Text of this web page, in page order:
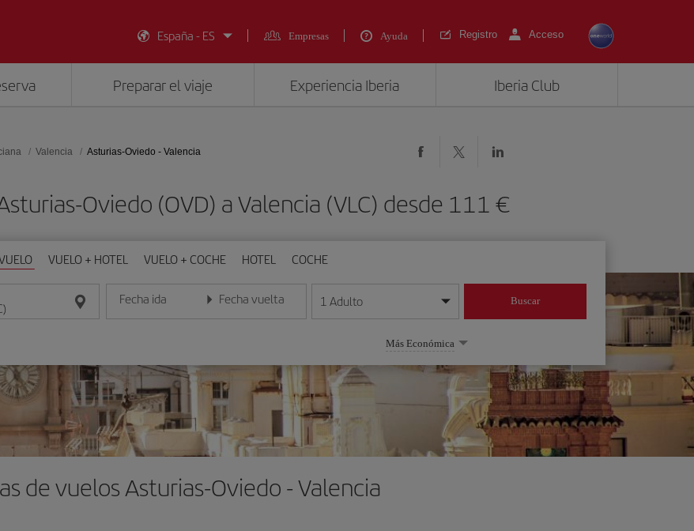
España - ES
Empresas Ayuda Registro Acceso
Preparar el viaje Experiencia Iberia Iberia Club
Valencia Asturias-Oviedo - Valencia
Oviedo (OVD) a Valencia (VLC) desde 111 €
VUELO + HOTEL VUELO + COCHE HOTEL COCHE
Fecha ida
Introduce la fecha en formato día/mes/año
Fecha vuelta
Introduce la fecha en formato día/mes/año
1 Adulto Buscar
Más Económica
de vuelos Asturias-Oviedo - Valencia